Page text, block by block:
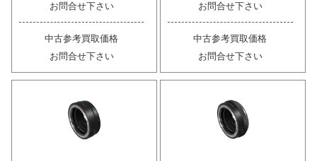
お問合せ下さい
中古参考買取価格
お問合せ下さい
お問合せ下さい
中古参考買取価格
お問合せ下さい